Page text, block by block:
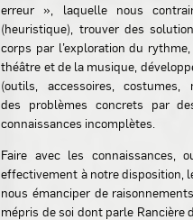
erreur », laquelle nous
(heuristique), trouver des
corps par l’exploration du
théâtre et de la musique,
(outils, accessoires,
des problèmes concrets par
connaissances incomplètes.
Faire avec les connaissances,
effectivement à notre disposition,
nous émanciper de
mépris de soi dont parle Rancière